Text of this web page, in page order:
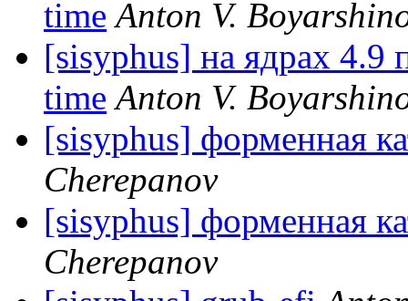
time Anton V.
[sisyphus] на ядрах 4.9
time Anton V.
[sisyphus] форменная
Cherepanov
[sisyphus] форменная
Cherepanov